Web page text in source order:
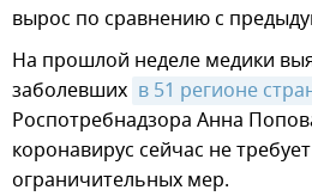
вырос по сравнению с
На прошлой неделе медики
заболевших в 51 регионе
Роспотребнадзора Анна
коронавирус сейчас не
ограничительных мер.